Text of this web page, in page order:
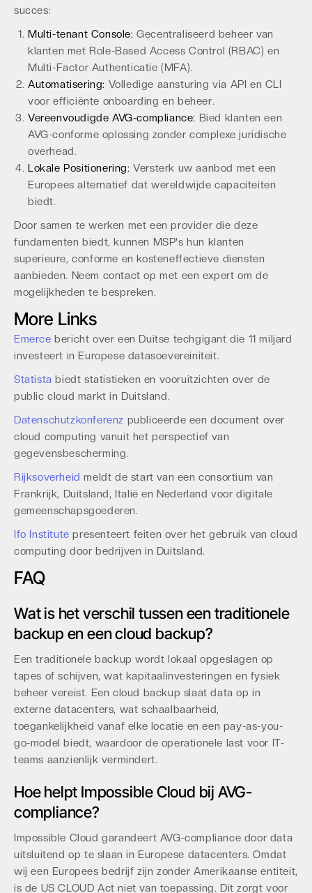
succes:
Multi-tenant Console: Gecentraliseerd beheer van
klanten met Role-Based Access Control (RBAC) en
Multi-Factor Authenticatie (MFA).
Automatisering: Volledige aansturing via API en CLI
voor efficiënte onboarding en beheer.
Vereenvoudigde AVG-compliance: Bied klanten een
AVG-conforme oplossing zonder complexe juridische
overhead.
Lokale Positionering: Versterk uw aanbod met een
Europees alternatief dat wereldwijde capaciteiten
biedt.
Door samen te werken met een provider die deze
fundamenten biedt, kunnen MSP's hun klanten
superieure, conforme en kosteneffectieve diensten
aanbieden. Neem contact op met een expert om de
mogelijkheden te bespreken.
More Links
Emerce bericht over een Duitse techgigant die 11 miljard
investeert in Europese datasoevereiniteit.
Statista biedt statistieken en vooruitzichten over de
public cloud markt in Duitsland.
Datenschutzkonferenz publiceerde een document over
cloud computing vanuit het perspectief van
gegevensbescherming.
Rijksoverheid meldt de start van een consortium van
Frankrijk, Duitsland, Italië en Nederland voor digitale
gemeenschapsgoederen.
Ifo Institute presenteert feiten over het gebruik van cloud
computing door bedrijven in Duitsland.
FAQ
Wat is het verschil tussen een traditionele
backup en een cloud backup?
Een traditionele backup wordt lokaal opgeslagen op
tapes of schijven, wat kapitaalinvesteringen en fysiek
beheer vereist. Een cloud backup slaat data op in
externe datacenters, wat schaalbaarheid,
toegankelijkheid vanaf elke locatie en een pay-as-you-
go-model biedt, waardoor de operationele last voor IT-
teams aanzienlijk vermindert.
Hoe helpt Impossible Cloud bij AVG-
compliance?
Impossible Cloud garandeert AVG-compliance door data
uitsluitend op te slaan in Europese datacenters. Omdat
wij een Europees bedrijf zijn zonder Amerikaanse entiteit,
is de US CLOUD Act niet van toepassing. Dit zorgt voor